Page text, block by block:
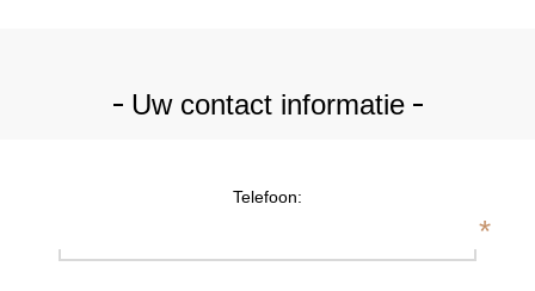
Uw contact informatie
Telefoon:
*